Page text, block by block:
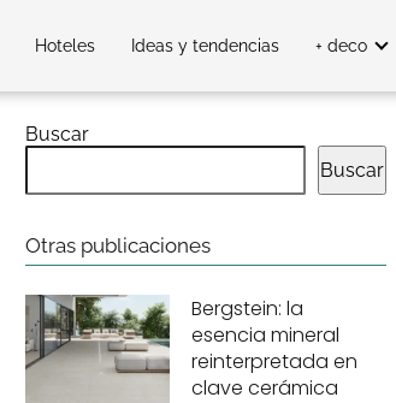
Hoteles Ideas y tendencias + deco
Buscar
Buscar
Otras publicaciones
Bergstein: la
esencia mineral
reinterpretada en
clave cerámica